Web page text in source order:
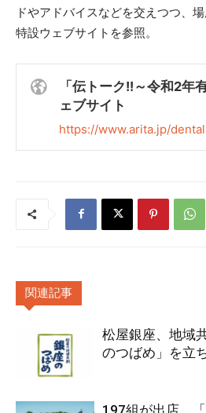
ドやアドバイスなどを交えつつ、
特設ウェブサイトを参照。
「伝トーク!!～令和2年
ェブサイト
https://www.arita.jp/
関連記事
松屋銀座、地域
のつばめ」を立
197組が出店 「